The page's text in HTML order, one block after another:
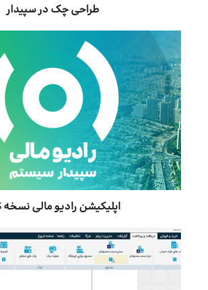
طراحی چک در سپیدار
اپلیکیشن رادیو مالی نسخه iOS